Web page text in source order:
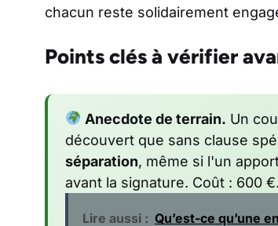
chacun reste solidairement
Points clés à vérifier
Anecdote de terrain. Un
découvert que sans clause
séparation, même si l'un
avant la signature. Coût : 600
Lire aussi : Qu’est-ce qu’une